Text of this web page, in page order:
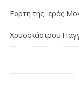
Εορτή της Ιεράς
Χρυσοκάστρου